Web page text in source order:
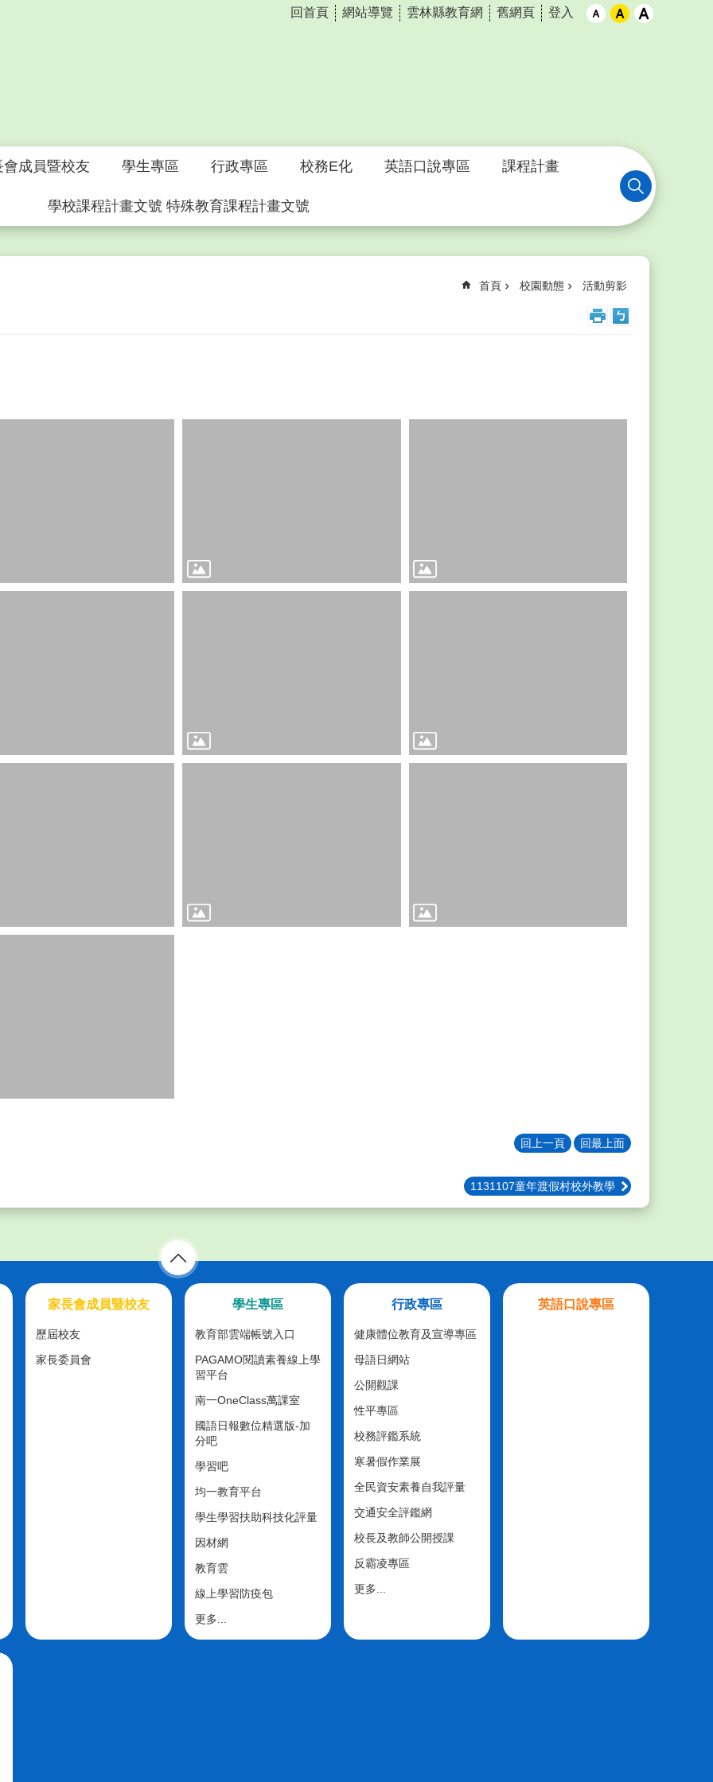
回首頁 網站導覽 雲林縣教育網 舊網頁 登入
會成員暨校友 學生專區 行政專區 校務E化 英語口說專區 課程計畫
學校課程計畫文號 特殊教育課程計畫文號
首頁 校園動態 活動剪影
回上一頁 回最上面
1131107童年渡假村校外教學
家長會成員暨校友
歷屆校友
家長委員會
學生專區
教育部雲端帳號入口
PAGAMO閱讀素養線上學
習平台
南一OneClass萬課室
國語日報數位精選版-加
分吧
學習吧
均一教育平台
學生學習扶助科技化評量
因材網
教育雲
線上學習防疫包
更多...
行政專區
健康體位教育及宣導專區
母語日網站
公開觀課
性平專區
校務評鑑系統
寒暑假作業展
全民資安素養自我評量
交通安全評鑑網
校長及教師公開授課
反霸凌專區
更多...
英語口說專區